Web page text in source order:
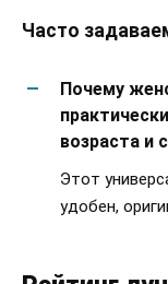
Часто
Почему
возраста и
Этот
удобен,